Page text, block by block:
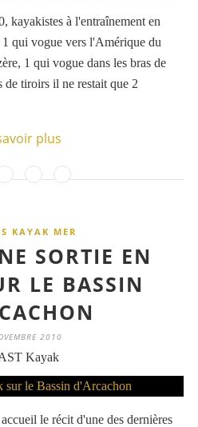
kayakistes à l'entraînement en
qui vogue vers l'Amérique du
1 qui vogue dans les bras de
de tiroirs il ne restait que 2
plus
KAYAK MER
SORTIE EN
LE BASSIN
2010
Kayak
le récit d'une des dernières